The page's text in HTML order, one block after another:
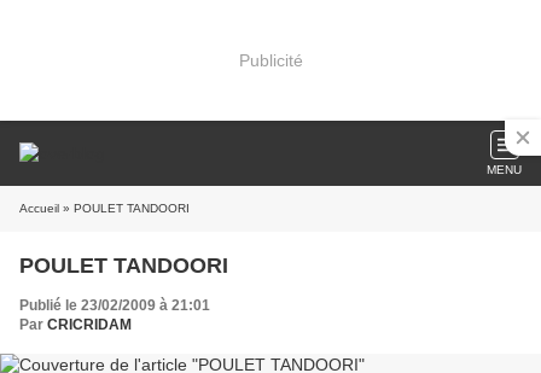
Publicité
MENU
Accueil » POULET TANDOORI
POULET TANDOORI
Publié le 23/02/2009 à 21:01
Par CRICRIDAM